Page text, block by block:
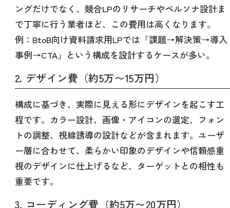
ングだけでなく、競合LPのリサーチやペルソナ設計ま
で丁寧に行う業者ほど、この費用は高くなります。
例：BtoB向け資料請求用LPでは「課題→解決策→導入
事例→CTA」という構成を設計するケースが多い。
2. デザイン費（約5万〜15万円）
構成に基づき、実際に見える形にデザインを起こす工
程です。カラー設計、画像・アイコンの選定、フォン
トの調整、視線誘導の設計などが含まれます。ユーザ
ー層に合わせて、柔らかい印象のデザインや信頼感重
視のデザインに仕上げるなど、ターゲットとの相性も
重要です。
3. コーディング費（約5万〜20万円）